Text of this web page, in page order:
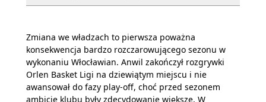
Zmiana we władzach to pierwsza poważna
konsekwencja bardzo rozczarowującego sezonu w
wykonaniu Włocławian. Anwil zakończył rozgrywki
Orlen Basket Ligi na dziewiątym miejscu i nie
awansował do fazy play-off, choć przed sezonem
ambicje klubu były zdecydowanie większe. W